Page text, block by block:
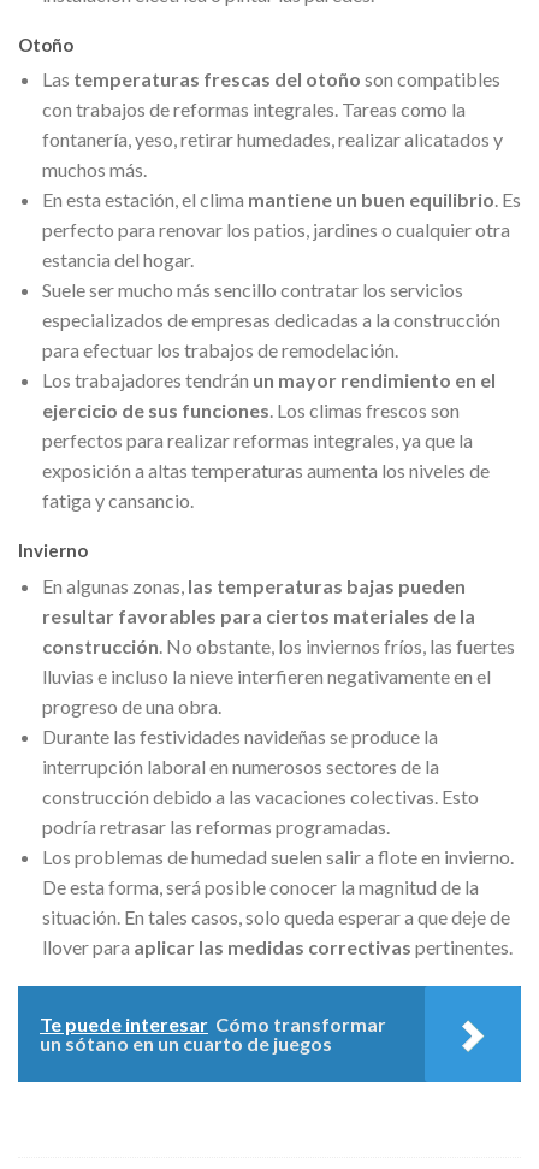
Otoño
Las temperaturas frescas del otoño son compatibles
con trabajos de reformas integrales. Tareas como la
fontanería, yeso, retirar humedades, realizar alicatados y
muchos más.
En esta estación, el clima mantiene un buen equilibrio. Es
perfecto para renovar los patios, jardines o cualquier otra
estancia del hogar.
Suele ser mucho más sencillo contratar los servicios
especializados de empresas dedicadas a la construcción
para efectuar los trabajos de remodelación.
Los trabajadores tendrán un mayor rendimiento en el
ejercicio de sus funciones. Los climas frescos son
perfectos para realizar reformas integrales, ya que la
exposición a altas temperaturas aumenta los niveles de
fatiga y cansancio.
Invierno
En algunas zonas, las temperaturas bajas pueden
resultar favorables para ciertos materiales de la
construcción . No obstante, los inviernos fríos, las fuertes
lluvias e incluso la nieve interfieren negativamente en el
progreso de una obra.
Durante las festividades navideñas se produce la
interrupción laboral en numerosos sectores de la
construcción debido a las vacaciones colectivas. Esto
podría retrasar las reformas programadas.
Los problemas de humedad suelen salir a flote en invierno.
De esta forma, será posible conocer la magnitud de la
situación. En tales casos, solo queda esperar a que deje de
llover para aplicar las medidas correctivas pertinentes.
Te puede interesar Cómo transformar
un sótano en un cuarto de juegos